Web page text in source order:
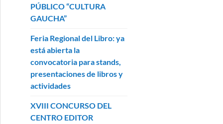
PÚBLICO “CULTURA
GAUCHA”
Feria Regional del Libro: ya
está abierta la
convocatoria para stands,
presentaciones de libros y
actividades
XVIII CONCURSO DEL
CENTRO EDITOR